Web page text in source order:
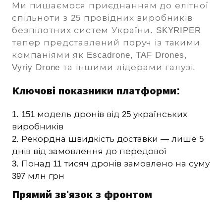
Ми пишаємося приєднанням до елітної
спільноти з 25 провідних виробників
безпілотних систем України. SKYRIPER
тепер представлений поруч із такими
компаніями як Escadrone, TAF Drones,
Vyriy Drone та іншими лідерами галузі.
Ключові показники платформи:
151 модель дронів від 25 українських
виробників
Рекордна швидкість доставки — лише 5
днів від замовлення до передової
Понад 11 тисяч дронів замовлено на суму
397 млн грн
Прямий зв'язок з фронтом